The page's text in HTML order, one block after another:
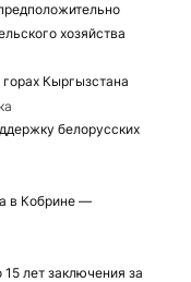
хозяйства
Кыргызстана
белорусских
в Кобрине —
лет заключения за